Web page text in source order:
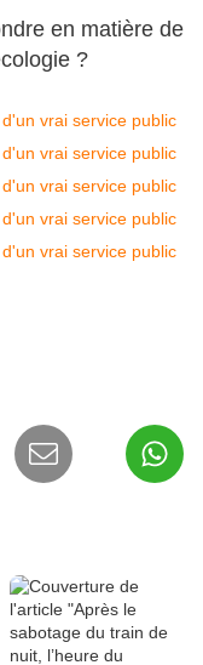
en matière de
?